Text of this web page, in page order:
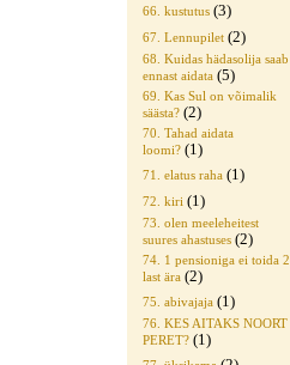
66. kustutus (3)
67. Lennupilet (2)
68. Kuidas hädasolija saab
ennast aidata (5)
69. Kas Sul on võimalik
säästa? (2)
70. Tahad aidata
loomi? (1)
71. elatus raha (1)
72. kiri (1)
73. olen meeleheitest
suures ahastuses (2)
74. 1 pensioniga ei toida 2
last ära (2)
75. abivajaja (1)
76. KES AITAKS NOORT
PERET? (1)